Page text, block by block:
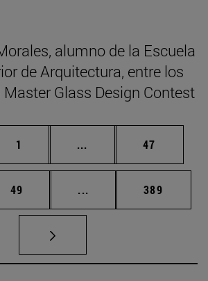
alumno de la Escuela
de Arquitectura, entre los
Glass Design Contest
Página
1 ... Páginas intermedias
Página
47
Página
49 ... Páginas intermedias
Página
389